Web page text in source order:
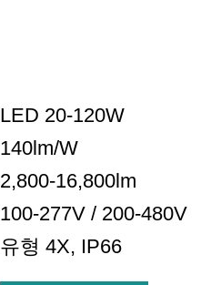
LED 20-120W
140lm/W
2,800-16,800lm
100-277V / 200-480V
유형 4X, IP66